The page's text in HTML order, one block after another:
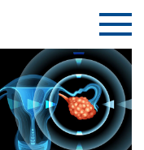
ΠΜΣ
της
–
Τμήμα Ιατρικής
Πανεπιστήμιο
Θεσσαλίας